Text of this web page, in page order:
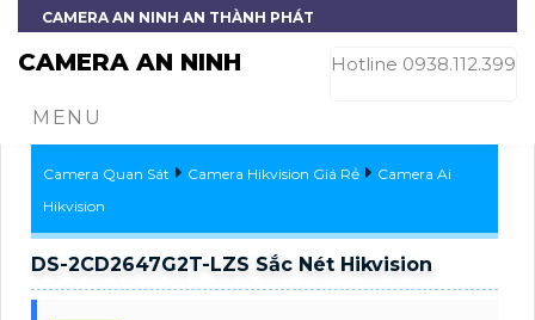
CAMERA AN NINH AN THÀNH PHÁT
CAMERA AN NINH Hotline 0938.112.399
MENU
Camera Quan Sát Camera Hikvision Giá Rẻ
Camera Ai
Hikvision
DS-2CD2647G2T-LZS Sắc Nét Hikvision